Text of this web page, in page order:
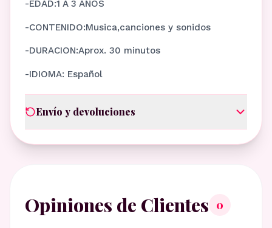
-EDAD:1 A 3 AÑOS
-CONTENIDO:Musica,canciones y sonidos
-DURACION:Aprox. 30 minutos
-IDIOMA: Español
Envío y devoluciones
Opiniones de Clientes 0